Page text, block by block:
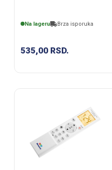
Na lageru Brza isporuka
535,00 RSD.